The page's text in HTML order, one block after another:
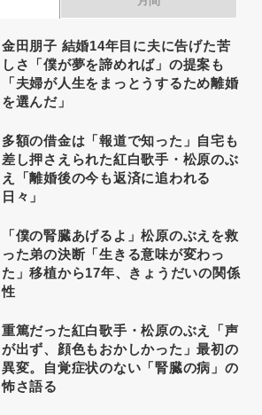
金田朋子 結婚14年目に夫に告げた苦
しさ「僕が夢を諦めれば」の提案も
「夫婦が人生をまっとうするため離婚
を選んだ」
多額の借金は「報道で知った」自宅も
差し押さえられた紅白歌手・松原のぶ
え「離婚後の今も返済に追われる
日々」
「僕の腎臓あげるよ」松原のぶえを救
った弟の決断「生きる意味が変わっ
た」移植から17年、きょうだいの関係
性
重篤だった紅白歌手・松原のぶえ「声
が出ず、顔色もおかしかった」最初の
異変。自覚症状のない「腎臓の病」の
怖さ語る